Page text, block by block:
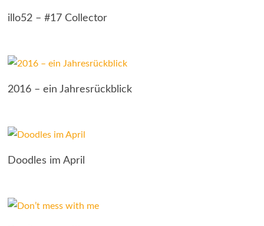
illo52 – #17 Collector
2016 – ein Jahresrückblick
Doodles im April